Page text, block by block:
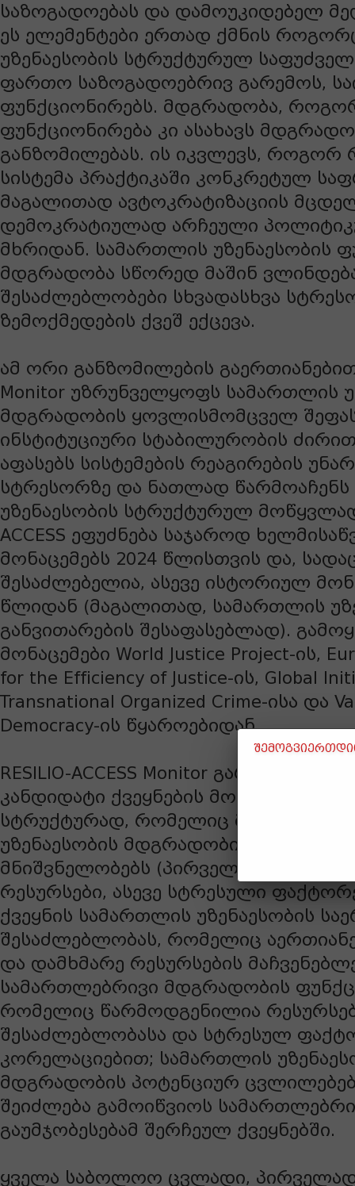
საზოგადოებას და დამოუკიდებელ
ეს ელემენტები ერთად ქმნის
უზენაესობის სტრუქტურულ
ფართო საზოგადოებრივ გარემოს,
ფუნქციონირებს. მდგრადობა,
ფუნქციონირება კი ასახავს
განზომილებას. ის იკვლევს, როგორ
სისტემა პრაქტიკაში კონკრეტულ
მაგალითად ავტოკრატიზაციის
დემოკრატიულად არჩეული
მხრიდან. სამართლის უზენაესობის
მდგრადობა სწორედ მაშინ
შესაძლებლობები სხვადასხვა
ზემოქმედების ქვეშ ექცევა.
ამ ორი განზომილების
Monitor უზრუნველყოფს სამართლის
მდგრადობის ყოვლისმომცველ
ინსტიტუციური სტაბილურობის
აფასებს სისტემების რეაგირების
სტრესორზე და ნათლად
უზენაესობის სტრუქტურულ
ACCESS ეფუძნება საჯაროდ
მონაცემებს 2024 წლისთვის და,
შესაძლებელია, ასევე ისტორიულ
წლიდან (მაგალითად, სამართლის
განვითარების შესაფასებლად).
მონაცემები World Justice Project-ის,
for the Efficiency of Justice-ის, Global
Transnational Organized Crime-ისა და
Democracy-ის წყაროებიდან.
RESILIO-ACCESS Monitor გარდაქმნის
კანდიდატი ქვეყნების მონაცემებს
სტრუქტურად, რომელიც მოიცავს:
უზენაესობის მდგრადობის
მნიშვნელობებს (პირველადი და
რესურსები, ასევე სტრესული
ქვეყნის სამართლის უზენაესობის
შესაძლებლობას, რომელიც
და დამხმარე რესურსების
სამართლებრივი მდგრადობის
რომელიც წარმოდგენილია
შესაძლებლობასა და სტრესულ
კორელაციებით; სამართლის
მდგრადობის პოტენციურ
შეიძლება გამოიწვიოს
გაუმჯობესებამ შერჩეულ ქვეყნებში.
ყველა საბოლოო ცვლადი,